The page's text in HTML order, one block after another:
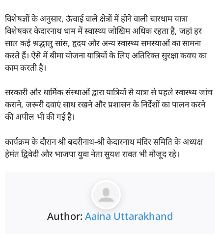
विशेषज्ञों के अनुसार, ऊंचाई वाले क्षेत्रों में होने वाली चारधाम यात्रा
विशेषकर केदारनाथ धाम में स्वास्थ्य जोखिम अधिक रहता है, जहां हर
साल कई श्रद्धालु सांस, हृदय और अन्य स्वास्थ्य समस्याओं का सामना
करते हैं। ऐसे में बीमा योजना यात्रियों के लिए अतिरिक्त सुरक्षा कवच का
काम करती है।
सरकारी और धार्मिक संस्थाओं द्वारा यात्रियों से यात्रा से पहले स्वास्थ्य जांच
कराने, जरूरी दवाएं साथ रखने और प्रशासन के निर्देशों का पालन करने
की अपील भी की गई है।
कार्यक्रम के दौरान श्री बदरीनाथ-श्री केदारनाथ मंदिर समिति के अध्यक्ष
हेमंत द्विवेदी और भाजपा युवा नेता सुयश रावत भी मौजूद रहे।
Author: Aaina Uttarakhand